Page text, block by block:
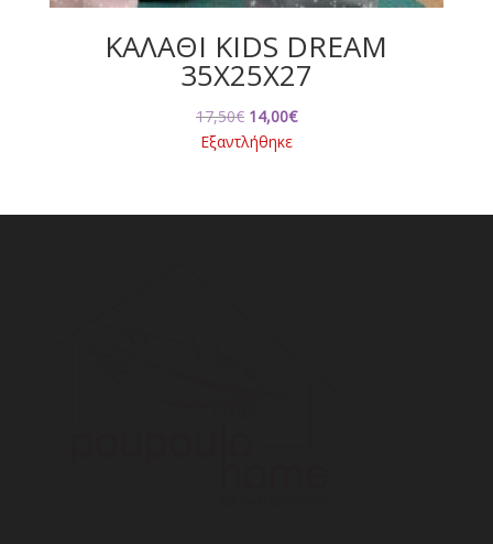
ΚΑΛΑΘΙ KIDS DREAM
35X25X27
17,50€ Original
price
14,00€Η
14,00€.
Εξαντλήθηκε